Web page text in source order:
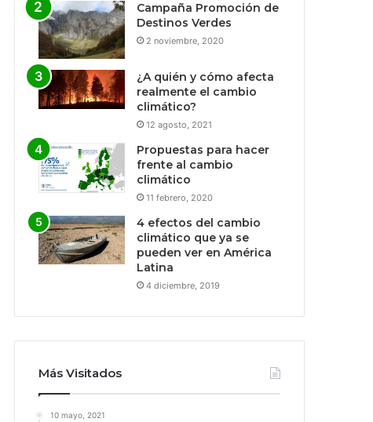
Campaña Promoción de
Destinos Verdes
2 noviembre, 2020
¿A quién y cómo afecta
realmente el cambio
climático?
12 agosto, 2021
Propuestas para hacer
frente al cambio
climático
11 febrero, 2020
4 efectos del cambio
climático que ya se
pueden ver en América
Latina
4 diciembre, 2019
Más Visitados
10 mayo, 2021